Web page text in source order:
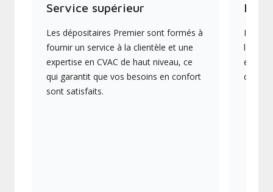
Service supérieur
Les dépositaires Premier sont formés à
fournir un service à la clientèle et une
expertise en CVAC de haut niveau, ce
qui garantit que vos besoins en confort
sont satisfaits.
Ils
les
en